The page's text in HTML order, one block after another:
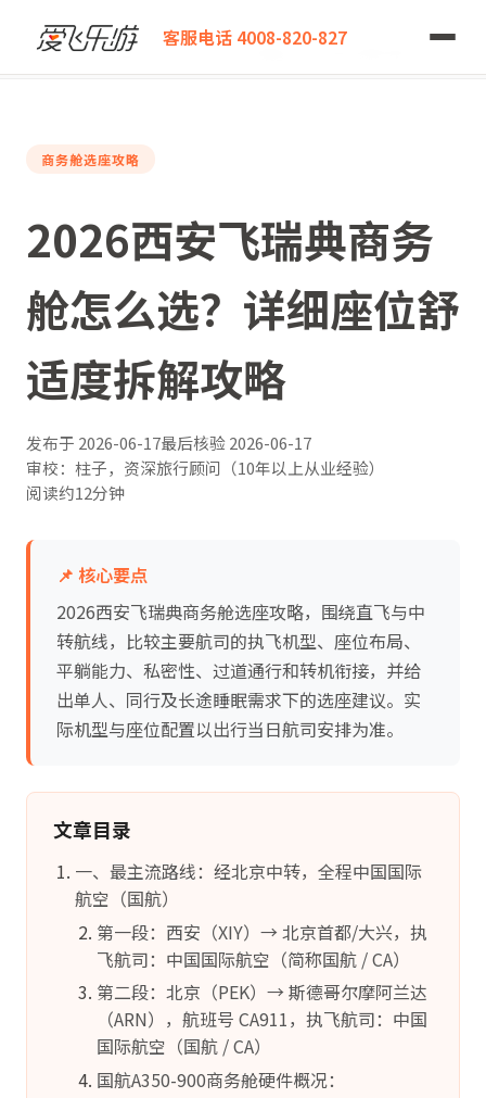
客服电话 4008-820-827
爱飞乐游
2026西安飞瑞典商务舱怎么选？详细座位舒适度拆解攻略
商务舱选座攻略
2026西安飞瑞典商务
舱怎么选？详细座位舒
适度拆解攻略
发布于 2026-06-17最后核验2026-06-17
审校：柱子，资深旅行顾问（10年以上从业经验）
阅读约12分钟
📌 核心要点
2026西安飞瑞典商务舱选座攻略，围绕直飞与中
转航线，比较主要航司的执飞机型、座位布局、
平躺能力、私密性、过道通行和转机衔接，并给
出单人、同行及长途睡眠需求下的选座建议。实
际机型与座位配置以出行当日航司安排为准。
文章目录
一、最主流路线：经北京中转，全程中国国际
航空（国航）
第一段：西安（XIY）→ 北京首都/大兴，执
飞航司：中国国际航空（简称国航 / CA）
第二段：北京（PEK）→ 斯德哥尔摩阿兰达
（ARN），航班号 CA911，执飞航司：中国
国际航空（国航 / CA）
国航A350-900商务舱硬件概况：